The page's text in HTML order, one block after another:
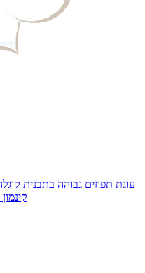
עוגת תפוזים גבוהה בתבנית